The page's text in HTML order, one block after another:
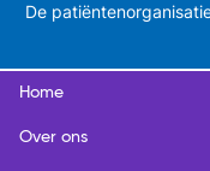
De
Home
Over ons